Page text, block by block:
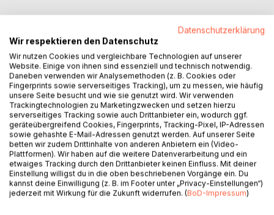
Auf die Merkliste
Titel bewerten
BESCHREIBUNG
Datenschutzerklärung
Wir respektieren den Datenschutz
Wir nutzen Cookies und vergleichbare Technologien auf unserer
Website. Einige von ihnen sind essenziell und technisch notwendig.
Daneben verwenden wir Analysemethoden (z. B. Cookies oder
Fingerprints sowie serverseitiges Tracking), um zu messen, wie häufig
unsere Seite besucht und wie sie genutzt wird. Wir verwenden
Trackingtechnologien zu Marketingzwecken und setzen hierzu
serverseitiges Tracking sowie auch Drittanbieter ein, wodurch ggf.
geräteübergreifend Cookies, Fingerprints, Tracking-Pixel, IP-Adressen
sowie gehashte E-Mail-Adressen genutzt werden. Auf unserer Seite
betten wir zudem Drittinhalte von anderen Anbietern ein (Video-
Plattformen). Wir haben auf die weitere Datenverarbeitung und ein
etwaiges Tracking durch den Drittanbieter keinen Einfluss. Mit deiner
Einstellung willigst du in die oben beschriebenen Vorgänge ein. Du
kannst deine Einwilligung (z. B. im Footer unter „Privacy-Einstellungen“)
jederzeit mit Wirkung für die Zukunft widerrufen. (BoD-Impressum)